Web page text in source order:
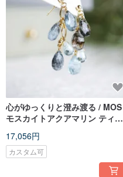
心がゆっくりと澄み渡る / MOS
モスカイトアクアマリン ティア
17,056円
カスタム可